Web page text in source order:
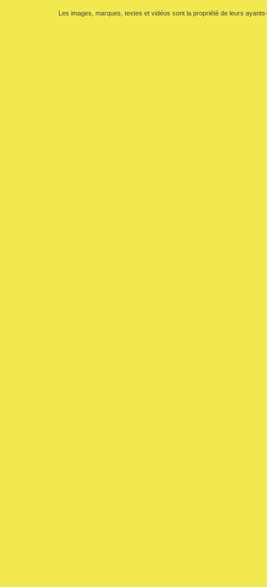
Les images, marques, textes et vidéos sont la propriété de leurs